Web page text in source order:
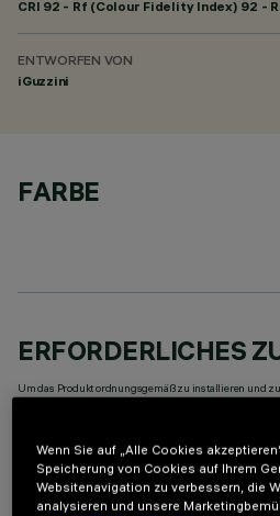
CRI 92 - Rf (Colour Fidelity Index) 92 -
ENTWORFEN VON
iGuzzini
FARBE
ERFORDERLICHES
Um das Produkt ordnungsgemäß zu installieren und
Wenn Sie auf „Alle Cookies
Speicherung von Cookies auf Ihrem
Websitenavigation zu verbessern, die
analysieren und unsere